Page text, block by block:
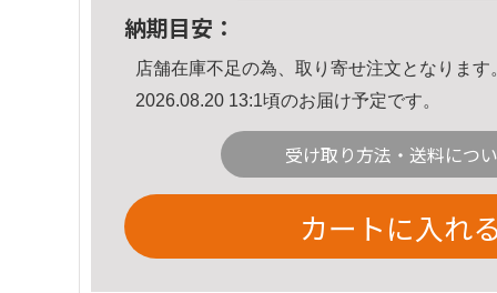
納期目安：
店舗在庫不足の為、取り寄せ注文となります
2026.08.20 13:1頃のお届け予定です。
受け取り方法・送料につ
カートに入れる